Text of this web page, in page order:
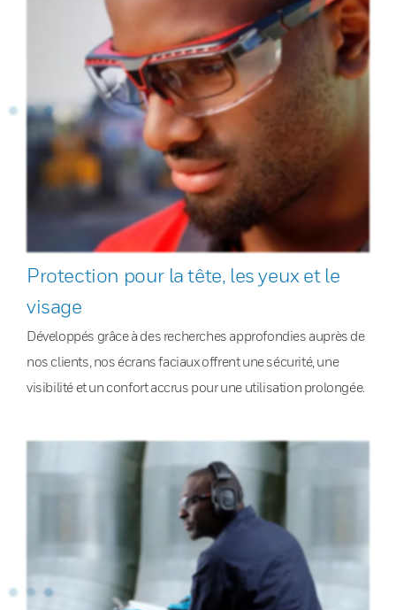
Protection pour la tête, les yeux et le
visage
Développés grâce à des recherches approfondies auprès de
nos clients, nos écrans faciaux offrent une sécurité, une
visibilité et un confort accrus pour une utilisation prolongée.